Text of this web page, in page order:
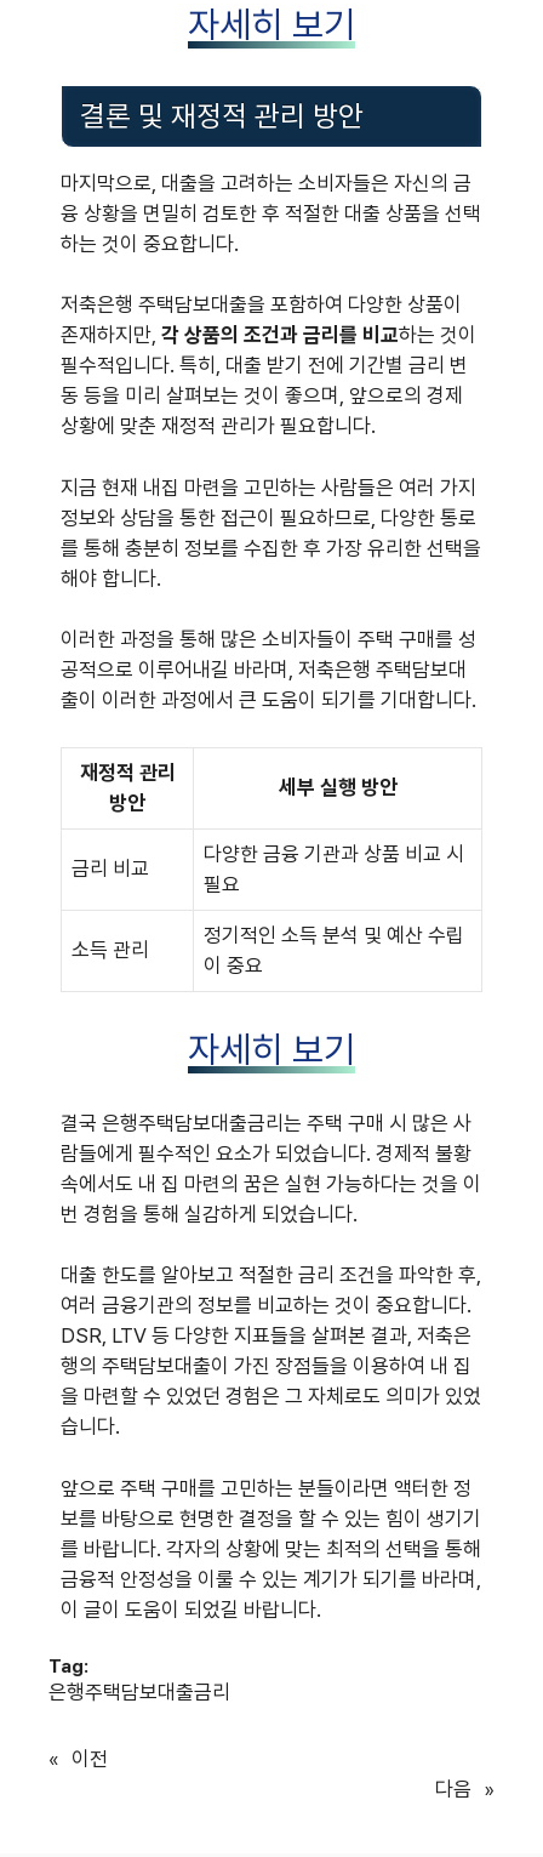
자세히 보기
결론 및 재정적 관리 방안
마지막으로, 대출을 고려하는 소비자들은 자신의 금
융 상황을 면밀히 검토한 후 적절한 대출 상품을 선택
하는 것이 중요합니다.
저축은행 주택담보대출을 포함하여 다양한 상품이
존재하지만, 각 상품의 조건과 금리를 비교하는 것이
필수적입니다. 특히, 대출 받기 전에 기간별 금리 변
동 등을 미리 살펴보는 것이 좋으며, 앞으로의 경제
상황에 맞춘 재정적 관리가 필요합니다.
지금 현재 내집 마련을 고민하는 사람들은 여러 가지
정보와 상담을 통한 접근이 필요하므로, 다양한 통로
를 통해 충분히 정보를 수집한 후 가장 유리한 선택을
해야 합니다.
이러한 과정을 통해 많은 소비자들이 주택 구매를 성
공적으로 이루어내길 바라며, 저축은행 주택담보대
출이 이러한 과정에서 큰 도움이 되기를 기대합니다.
재정적 관리
방안
세부 실행 방안
금리 비교
다양한 금융 기관과 상품 비교 시
필요
소득 관리
정기적인 소득 분석 및 예산 수립
이 중요
자세히 보기
결국 은행주택담보대출금리는 주택 구매 시 많은 사
람들에게 필수적인 요소가 되었습니다. 경제적 불황
속에서도 내 집 마련의 꿈은 실현 가능하다는 것을 이
번 경험을 통해 실감하게 되었습니다.
대출 한도를 알아보고 적절한 금리 조건을 파악한 후,
여러 금융기관의 정보를 비교하는 것이 중요합니다.
DSR, LTV 등 다양한 지표들을 살펴본 결과, 저축은
행의 주택담보대출이 가진 장점들을 이용하여 내 집
을 마련할 수 있었던 경험은 그 자체로도 의미가 있었
습니다.
앞으로 주택 구매를 고민하는 분들이라면 액터한 정
보를 바탕으로 현명한 결정을 할 수 있는 힘이 생기기
를 바랍니다. 각자의 상황에 맞는 최적의 선택을 통해
금융적 안정성을 이룰 수 있는 계기가 되기를 바라며,
이 글이 도움이 되었길 바랍니다.
Tag:
은행주택담보대출금리
« 이전
다음 »